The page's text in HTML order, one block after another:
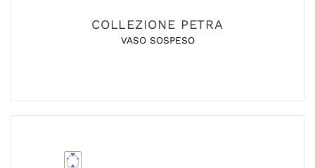
COLLEZIONE PETRA
VASO SOSPESO